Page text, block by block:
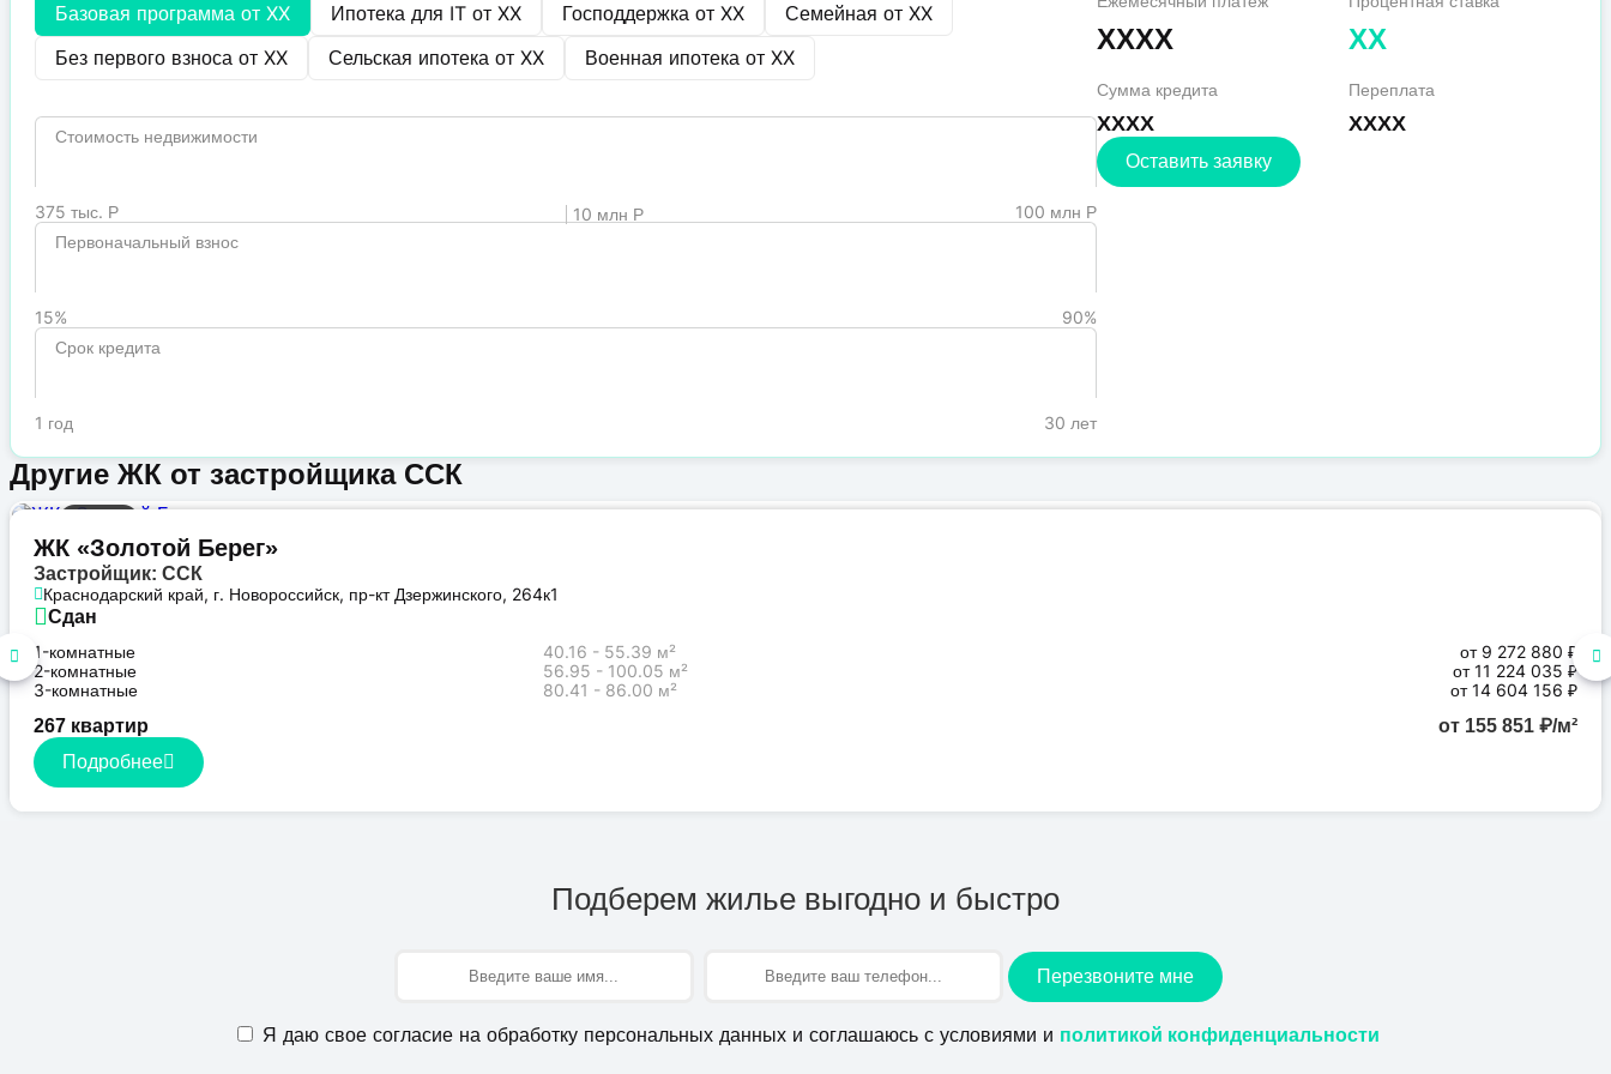
Базовая программа от XX Ипотека для IT от XX Господдержка от XX Семейная от XX
Без первого взноса от XX Сельская ипотека от XX Военная ипотека от XX
Стоимость недвижимости
375 тыс. Р 10 млн Р
100 млн Р
Первоначальный взнос
15%
90%
Срок кредита
1 год 30 лет
XXXX XX
Сумма кредита
XXXX
Переплата
XXXX
Оставить заявку
Другие ЖК от застройщика ССК
ЖК «Золотой Берег»
Застройщик: ССК
Краснодарский край, г. Новороссийск, пр-кт Дзержинского, 264к1
Сдан
1-комнатные
40.16 - 55.39 м²
от 9 272 880 ₽
2-комнатные
56.95 - 100.05 м²
от 11 224 035 ₽
3-комнатные
80.41 - 86.00 м²
от 14 604 156 ₽
267 квартир
от 155 851 ₽/м²
Подробнее
Подберем жилье выгодно и быстро
Перезвоните мне
Я даю свое согласие на обработку персональных данных и соглашаюсь с условиями и политикой конфиденциальности